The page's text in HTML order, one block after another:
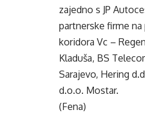
zajedno s JP
partnerske firme
koridora Vc –
Kladuša, BS
Sarajevo, Hering
d.o.o. Mostar.
(Fena)